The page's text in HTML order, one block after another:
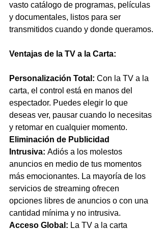
vasto catálogo de programas, películas
y documentales, listos para ser
transmitidos cuando y donde queramos.
Ventajas de la TV a la Carta:
Personalización Total: Con la TV a la
carta, el control está en manos del
espectador. Puedes elegir lo que
deseas ver, pausar cuando lo necesitas
y retomar en cualquier momento.
Eliminación de Publicidad
Intrusiva: Adiós a los molestos
anuncios en medio de tus momentos
más emocionantes. La mayoría de los
servicios de streaming ofrecen
opciones libres de anuncios o con una
cantidad mínima y no intrusiva.
Acceso Global: La TV a la carta